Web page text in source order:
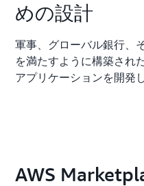
めの設計
軍事、グローバル銀行、
を満たすように構築され
アプリケーションを開発
AWS